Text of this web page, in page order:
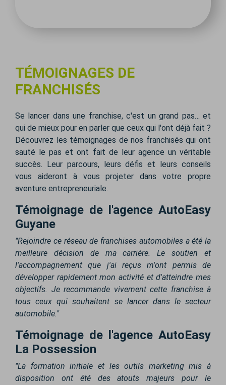
TÉMOIGNAGES DE
FRANCHISÉS
Se lancer dans une franchise, c'est un grand pas… et
qui de mieux pour en parler que ceux qui l'ont déjà fait ?
Découvrez les témoignages de nos franchisés qui ont
sauté le pas et ont fait de leur agence un véritable
succès. Leur parcours, leurs défis et leurs conseils
vous aideront à vous projeter dans votre propre
aventure entrepreneuriale.
Témoignage de l'agence AutoEasy
Guyane
"Rejoindre ce réseau de franchises automobiles a été la
meilleure décision de ma carrière. Le soutien et
l'accompagnement que j'ai reçus m'ont permis de
développer rapidement mon activité et d'atteindre mes
objectifs. Je recommande vivement cette franchise à
tous ceux qui souhaitent se lancer dans le secteur
automobile."
Témoignage de l'agence AutoEasy
La Possession
"La formation initiale et les outils marketing mis à
disposition ont été des atouts majeurs pour le